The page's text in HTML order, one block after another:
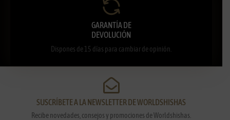
GARANTÍA DE
DEVOLUCIÓN
Dispones de 15 días para cambiar de opinión.
SUSCRÍBETE A LA NEWSLETTER DE WORLDSHISHAS
Recibe novedades, consejos y promociones de Worldshishas.